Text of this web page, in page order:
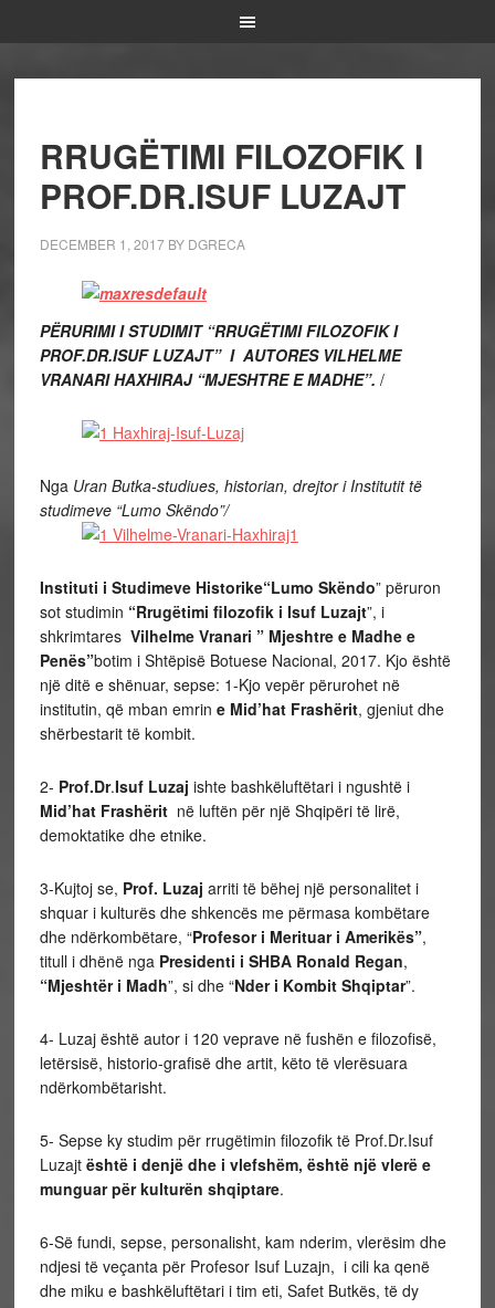
RRUGËTIMI FILOZOFIK I
PROF.DR.ISUF LUZAJT
DECEMBER 1, 2017BY DGRECA
PËRURIMI I STUDIMIT “RRUGËTIMI FILOZOFIK I
PROF.DR.ISUF LUZAJT” I AUTORES VILHELME
VRANARI HAXHIRAJ “MJESHTRE E MADHE”. /
Nga Uran Butka-studiues, historian, drejtor i Institutit të
studimeve “Lumo Skëndo”/
Instituti i Studimeve Historike“Lumo Skëndo” përuron
sot studimin “Rrugëtimi filozofik i Isuf Luzajt”, i
shkrimtares Vilhelme Vranari ” Mjeshtre e Madhe e
Penës”botim i Shtëpisë Botuese Nacional, 2017. Kjo është
një ditë e shënuar, sepse: 1-Kjo vepër përurohet në
institutin, që mban emrin e Mid’hat Frashërit, gjeniut dhe
shërbestarit të kombit.
2- Prof.Dr.Isuf Luzaj ishte bashkëluftëtari i ngushtë i
Mid’hat Frashëritnë luftën për një Shqipëri të lirë,
demoktatike dhe etnike.
3-Kujtoj se, Prof. Luzaj arriti të bëhej një personalitet i
shquar i kulturës dhe shkencës me përmasa kombëtare
dhe ndërkombëtare, “Profesor i Merituar i Amerikës”,
titull i dhënë nga Presidenti i SHBA Ronald Regan,
“Mjeshtër i Madh”, si dhe “Nder i Kombit Shqiptar”.
4- Luzaj është autor i 120 veprave në fushën e filozofisë,
letërsisë, historio-grafisë dhe artit, këto të vlerësuara
ndërkombëtarisht.
5- Sepse ky studim për rrugëtimin filozofik të Prof.Dr.Isuf
Luzajt është i denjë dhe i vlefshëm, është një vlerë e
munguar për kulturën shqiptare.
6-Së fundi, sepse, personalisht, kam nderim, vlerësim dhe
ndjesi të veçanta për Profesor Isuf Luzajn, i cili ka qenë
dhe miku e bashkëluftëtari i tim eti, Safet Butkës, të dy